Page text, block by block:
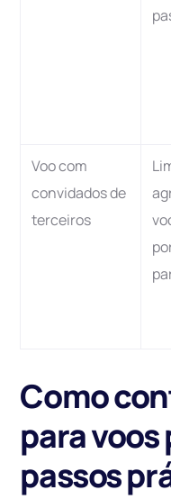
Voo com
convidados de
terceiros
Como
para
passos